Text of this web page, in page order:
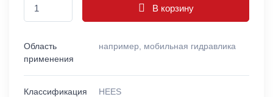
В корзину
Область
применения
например, мобильная гидравлика
Классификация HEES